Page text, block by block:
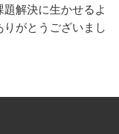
解決に生かせるよ
がとうございまし